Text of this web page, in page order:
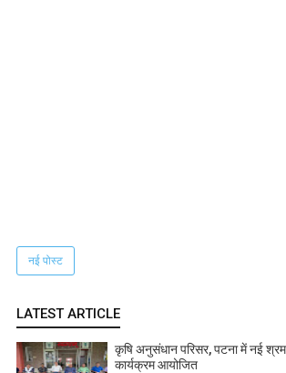
नई पोस्ट
LATEST ARTICLE
कृषि अनुसंधान परिसर, पटना में नई
कार्यक्रम आयोजित